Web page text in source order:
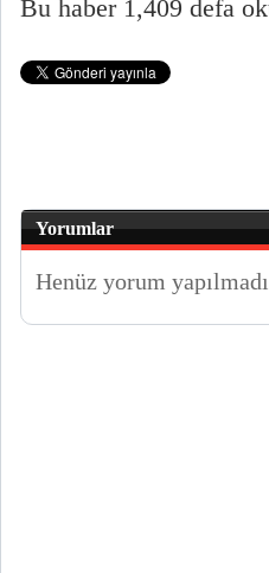
Bu haber 1,409 defa
Yorumlar
Henüz yorum